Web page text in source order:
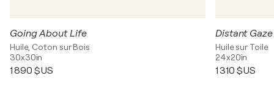
Going About Life
Huile, Coton sur Bois
30x30in
1 890 $US
Distant Gaze
Huile sur Toile
24x20in
1 310 $US